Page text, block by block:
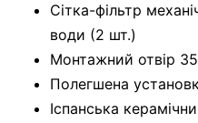
Сітка-фільтр
води (2 шт.)
Монтажний отвір
Полегшена
Іспанська